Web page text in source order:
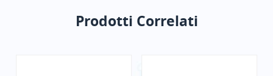
Prodotti Correlati